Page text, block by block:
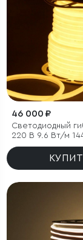
46 000 ₽
Светодиодный
220 В 9.6 Вт/м
IP67, круглый
3300 K, 50 м